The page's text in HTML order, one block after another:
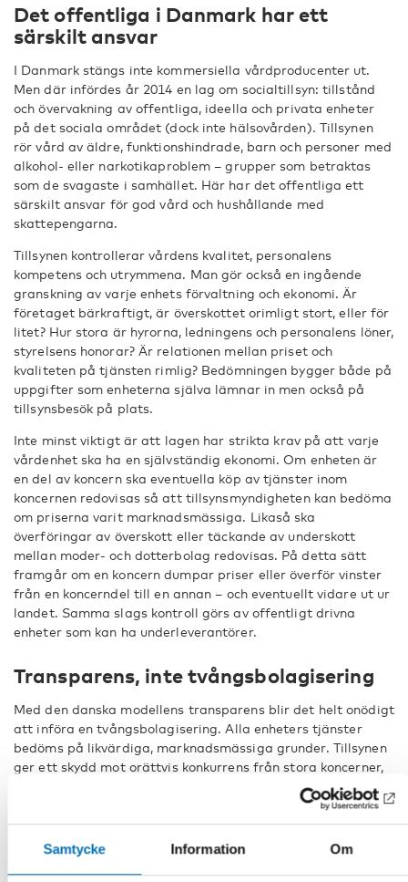
Samtycke Information Om
Det offentliga i Danmark har ett
särskilt ansvar
I Danmark stängs inte kommersiella vårdproducenter ut.
Men där infördes år 2014 en lag om socialtillsyn: tillstånd
och övervakning av offentliga, ideella och privata enheter
på det sociala området (dock inte hälsovården). Tillsynen
rör vård av äldre, funktionshindrade, barn och personer med
alkohol- eller narkotikaproblem – grupper som betraktas
som de svagaste i samhället. Här har det offentliga ett
särskilt ansvar för god vård och hushållande med
skattepengarna.
Tillsynen kontrollerar vårdens kvalitet, personalens
kompetens och utrymmena. Man gör också en ingående
granskning av varje enhets förvaltning och ekonomi. Är
företaget bärkraftigt, är överskottet orimligt stort, eller för
litet? Hur stora är hyrorna, ledningens och personalens löner,
styrelsens honorar? Är relationen mellan priset och
kvaliteten på tjänsten rimlig? Bedömningen bygger både på
uppgifter som enheterna själva lämnar in men också på
tillsynsbesök på plats.
Inte minst viktigt är att lagen har strikta krav på att varje
vårdenhet ska ha en självständig ekonomi. Om enheten är
en del av koncern ska eventuella köp av tjänster inom
koncernen redovisas så att tillsynsmyndigheten kan bedöma
om priserna varit marknadsmässiga. Likaså ska
överföringar av överskott eller täckande av underskott
mellan moder- och dotterbolag redovisas. På detta sätt
framgår om en koncern dumpar priser eller överför vinster
från en koncerndel till en annan – och eventuellt vidare ut ur
landet. Samma slags kontroll görs av offentligt drivna
enheter som kan ha underleverantörer.
Transparens, inte tvångsbolagisering
Med den danska modellens transparens blir det helt onödigt
att införa en tvångsbolagisering. Alla enheters tjänster
bedöms på likvärdiga, marknadsmässiga grunder. Tillsynen
ger ett skydd mot orättvis konkurrens från stora koncerner,
och mot dem som vill gömma sina vinster och undvika
rapportera om men inte kräva tillbaka pengar från bolag
som gjort överstora vinster. Däremot går ju överskott inom